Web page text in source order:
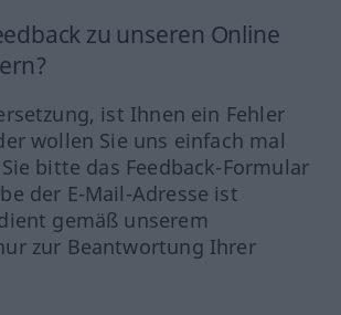
zu unseren Online
ist Ihnen ein Fehler
wollen Sie uns einfach mal
bitte das Feedback-Formular
der E-Mail-Adresse ist
gemäß unserem
zur Beantwortung Ihrer